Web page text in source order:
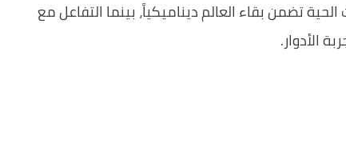
تضمن بقاء العالم ديناميكياً، بينما التفاعل مع
الأدوار.